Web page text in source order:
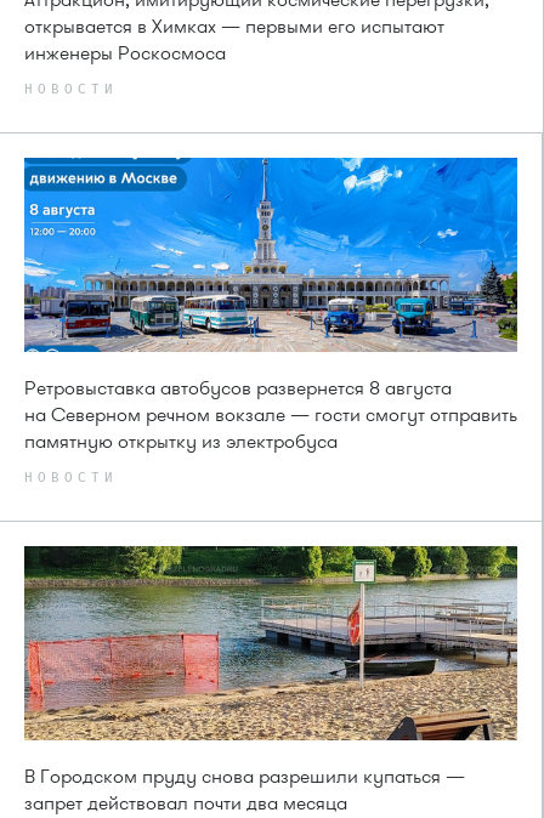
открывается в Химках — первыми его испытают
инженеры Роскосмоса
НОВОСТИ
Ретровыставка автобусов развернется 8 августа
на Северном речном вокзале — гости смогут отправить
памятную открытку из электробуса
НОВОСТИ
В Городском пруду снова разрешили купаться —
запрет действовал почти два месяца